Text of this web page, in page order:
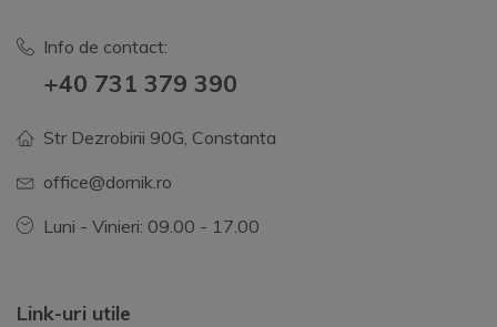
Info de contact:
+40 731 379 390
Str Dezrobirii 90G, Constanta
office@dornik.ro
Luni - Vinieri: 09.00 - 17.00
Link-uri utile